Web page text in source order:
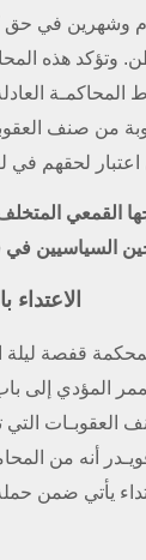
وشهرين في
وتؤكد هذه
من صنف
لحقهم في
القمعي
السياسيين في
ليلة الأحد 30
المؤدي
العقوبـات
أنه من
يأتي ضمن